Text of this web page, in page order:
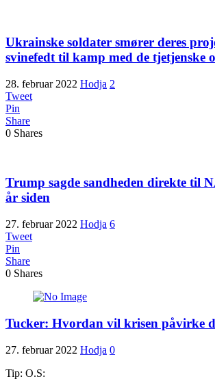
Ukrainske soldater smører deres
svinefedt til kamp med de tjetjenske
28. februar 2022 Hodja 2
Tweet
Pin
Share
0 Shares
Trump sagde sandheden direkte til
år siden
27. februar 2022 Hodja 6
Tweet
Pin
Share
0 Shares
Tucker: Hvordan vil krisen påvirke
27. februar 2022 Hodja 0
Tip: O.S: